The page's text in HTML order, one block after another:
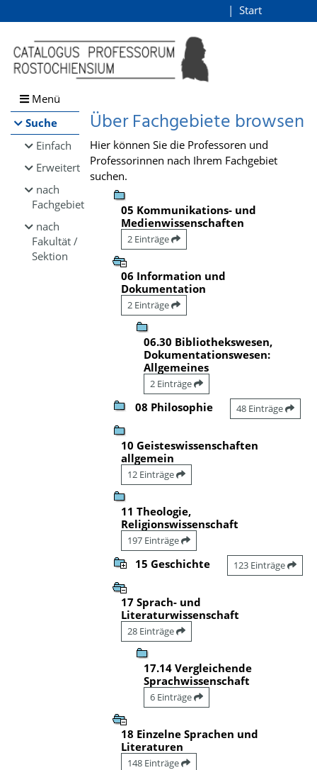
Browsen
direkt zum Inhalt
Start
Menü
Suche
Einfach
Erweitert
nach
Fachgebiet
nach
Fakultät /
Sektion
Über Fachgebiete browsen
Hier können Sie die Professoren und
Professorinnen nach Ihrem Fachgebiet
suchen.
05 Kommunikations- und
Medienwissenschaften
2 Einträge
06 Information und
Dokumentation
2 Einträge
06.30 Bibliothekswesen,
Dokumentationswesen:
Allgemeines
2 Einträge
08 Philosophie 48 Einträge
10 Geisteswissenschaften
allgemein
12 Einträge
11 Theologie,
Religionswissenschaft
197 Einträge
15 Geschichte 123 Einträge
17 Sprach- und
Literaturwissenschaft
28 Einträge
17.14 Vergleichende
Sprachwissenschaft
6 Einträge
18 Einzelne Sprachen und
Literaturen
148 Einträge